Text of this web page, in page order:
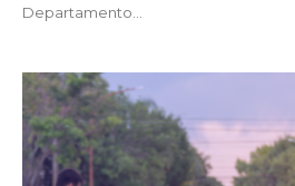
Departamento...